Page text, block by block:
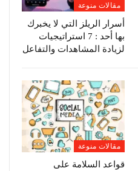
مقالات منوعة
أسرار الريلز التي لا يخبرك
بها أحد : 7 استراتيجيات
لزيادة المشاهدات والتفاعل
مقالات منوعة
قواعد السلامة على